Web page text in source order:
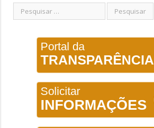
Portal da
TRANSPARÊNCIA
Solicitar
INFORMAÇÕES